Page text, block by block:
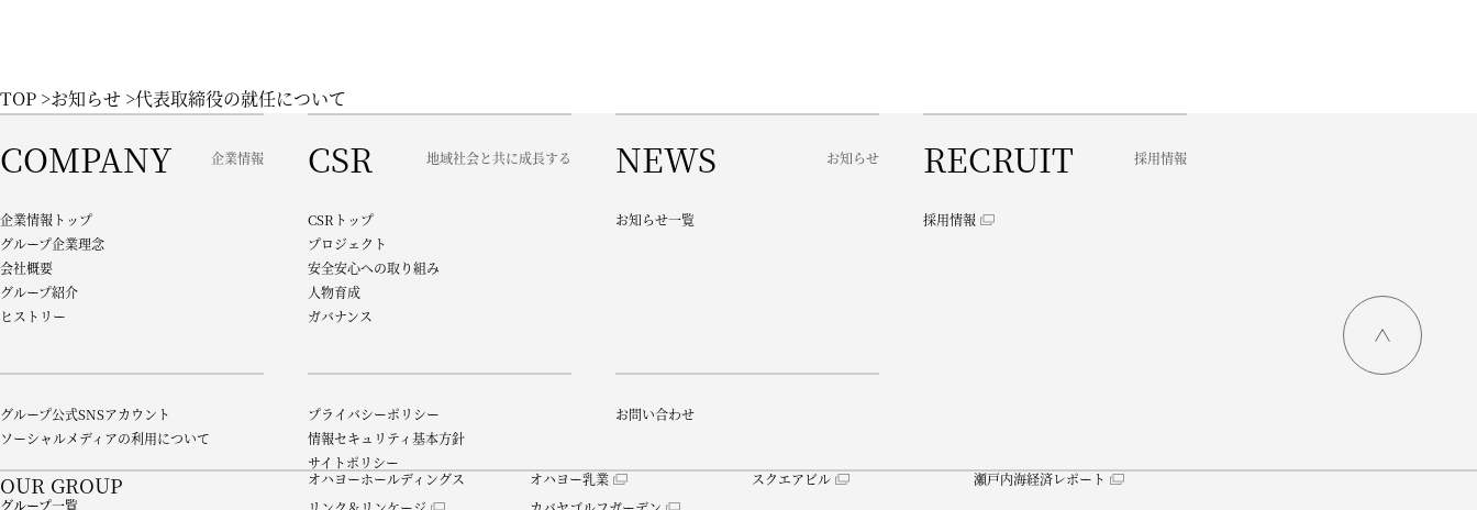
TOP お知らせ 代表取締役の就任について
COMPANY 企業情報
企業情報トップ
グループ企業理念
会社概要
グループ紹介
ヒストリー
CSR 地域社会と共に成長する
CSRトップ
プロジェクト
安全安心への取り組み
人物育成
ガバナンス
NEWS お知らせ
お知らせ一覧
RECRUIT 採用情報
採用情報
グループ公式SNSアカウント
ソーシャルメディアの利用について
プライバシーポリシー
情報セキュリティ基本方針
サイトポリシー
お問い合わせ
OUR GROUP
グループ一覧
オハヨーホールディングス オハヨー乳業 スクエアビル
瀬戸内海経済レポート